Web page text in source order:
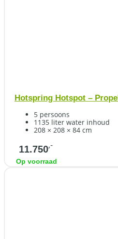
Hotspring Hotspot – Propel
5 persoons
1135 liter water inhoud
208 × 208 × 84 cm
11.750,-
Op voorraad